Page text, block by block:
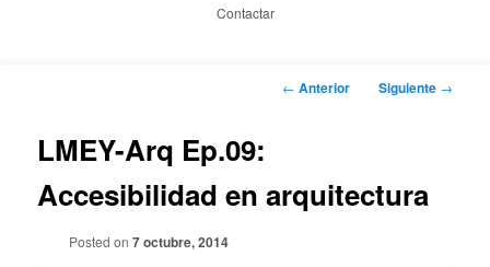
Contactar
Navegación
← Anterior Siguiente →
LMEY-Arq Ep.09:
Accesibilidad en arquitectura
Posted on 7 octubre, 2014